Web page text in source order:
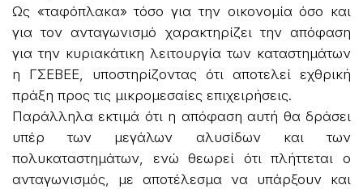
Ως «ταφόπλακα» τόσο για την οικονομία όσο και
για τον ανταγωνισμό χαρακτηρίζει την απόφαση
για την κυριακάτικη λειτουργία των καταστημάτων
η ΓΣΕΒΕΕ, υποστηρίζοντας ότι αποτελεί εχθρική
πράξη προς τις μικρομεσαίες επιχειρήσεις.
Παράλληλα εκτιμά ότι η απόφαση αυτή θα δράσει
υπέρ των μεγάλων αλυσίδων και των
πολυκαταστημάτων, ενώ θεωρεί ότι πλήττεται ο
ανταγωνισμός, με αποτέλεσμα να υπάρξουν και